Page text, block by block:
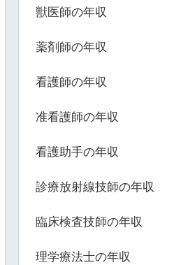
獣医師の年収
薬剤師の年収
看護師の年収
准看護師の年収
看護助手の年収
診療放射線技師の年収
臨床検査技師の年収
理学療法士の年収